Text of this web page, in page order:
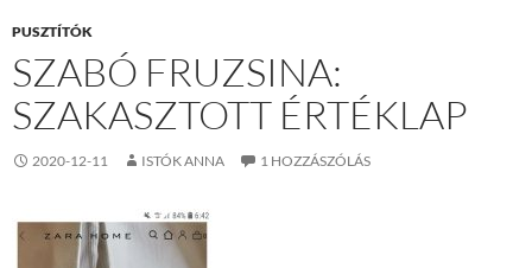
PUSZTÍTÓK
SZABÓ FRUZSINA:
SZAKASZTOTT ÉRTÉKLAP
2020-12-11 ISTÓK ANNA 1 HOZZÁSZÓLÁS